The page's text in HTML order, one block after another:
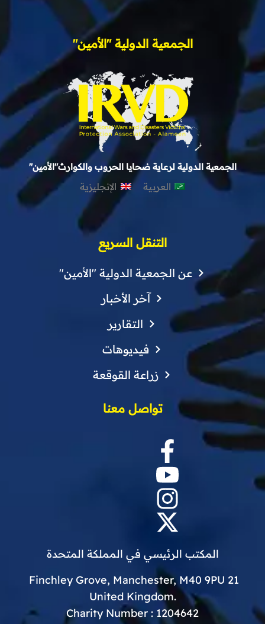
الجمعية الدولية "الأمين"
الجمعية الدولية لرعاية ضحايا الحروب والكوارث"الأمين"
العربية الإنجليزية
التنقل السريع
عن الجمعية الدولية "الأمين"
آخر الأخبار
التقارير
فيديوهات
زراعة القوقعة
تواصل معنا
المكتب الرئيسي في المملكة المتحدة
21 Finchley Grove, Manchester, M40 9PU
.United Kingdom
Charity Number : 1204642